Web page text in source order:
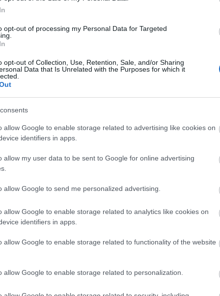
opt-out of processing my Personal Data for Targeted
opt-out of Collection, Use, Retention, Sale, and/or Sharing
Data that Is Unrelated with the Purposes for which it
allow Google to enable storage related to advertising like cookies on
identifiers in apps.
allow my user data to be sent to Google for online advertising
allow Google to send me personalized advertising.
allow Google to enable storage related to analytics like cookies on
identifiers in apps.
allow Google to enable storage related to functionality of the website
allow Google to enable storage related to personalization.
kezelése az ügynökségek mindennapjainak
munkatársai rendszeresen kommunikálnak
Képzés és Fejlődés
világa folyamatosan változik, ezért az
is lépést kell tartaniuk az újdonságokkal.
és workshopokon vesznek részt, hogy
trendekkel és technológiákkal
szemhéjplasztika
hasplasztikaorrplasztikaarcplasztika
FEEDEK